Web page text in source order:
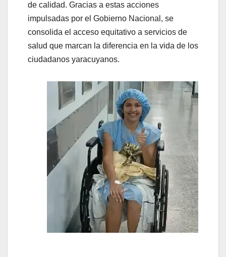
de calidad. Gracias a estas acciones
impulsadas por el Gobierno Nacional, se
consolida el acceso equitativo a servicios de
salud que marcan la diferencia en la vida de los
ciudadanos yaracuyanos.